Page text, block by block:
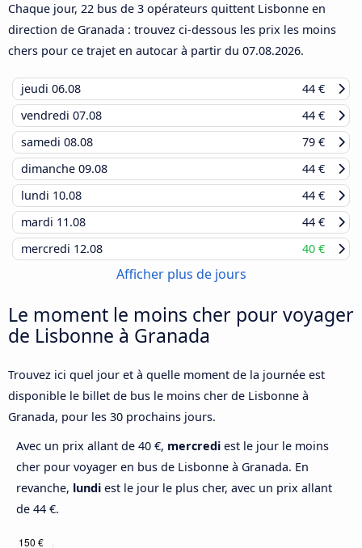
Chaque jour, 22 bus de 3 opérateurs quittent Lisbonne en
direction de Granada : trouvez ci-dessous les prix les moins
chers pour ce trajet en autocar à partir du 07.08.2026.
jeudi 06.08
44 €
vendredi 07.08
44 €
samedi 08.08
79 €
dimanche 09.08
44 €
lundi 10.08
44 €
mardi 11.08
44 €
mercredi 12.08 40 €
Afficher plus de jours
Le moment le moins cher pour voyager
de Lisbonne à Granada
Trouvez ici quel jour et à quelle moment de la journée est
disponible le billet de bus le moins cher de Lisbonne à
Granada, pour les 30 prochains jours.
Avec un prix allant de 40 €, mercredi est le jour le moins
cher pour voyager en bus de Lisbonne à Granada. En
revanche, lundi est le jour le plus cher, avec un prix allant
de 44 €.